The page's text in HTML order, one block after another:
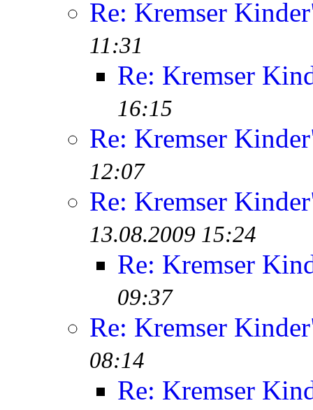
Re: Kremser
11:31
Re: Kremser
16:15
Re: Kremser
12:07
Re: Kremser
13.08.2009 15:24
Re: Kremser
09:37
Re: Kremser
08:14
Re: Kremser